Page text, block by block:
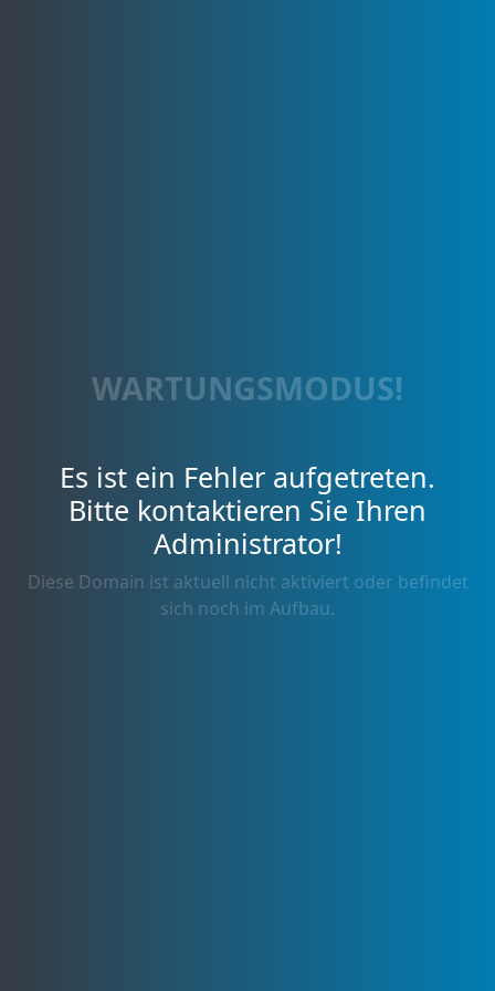
WARTUNGSMODUS!
Es ist ein Fehler aufgetreten.
Bitte kontaktieren Sie Ihren
Administrator!
Diese Domain ist aktuell nicht aktiviert oder befindet
sich noch im Aufbau.